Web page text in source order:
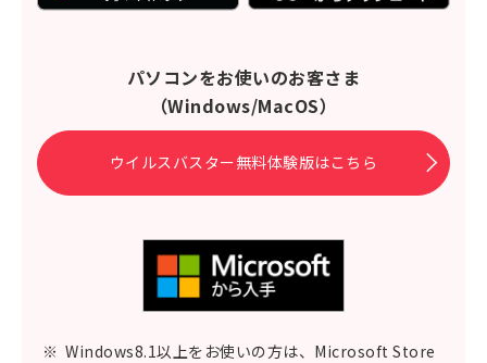
パソコンをお使いのお客さま
（Windows/MacOS）
ウイルスバスター無料体験版はこちら
※ Windows8.1以上をお使いの方は、Microsoft Store